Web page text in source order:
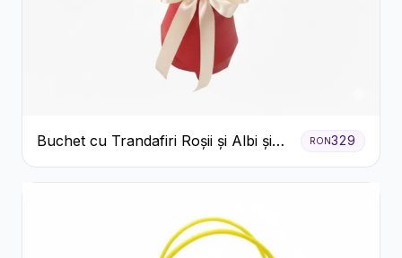
Buchet cu Trandafiri Roșii și Albi și
Gypsophila
RON329